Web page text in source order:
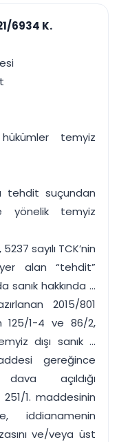
takibi
Ücretsiz Başlayın
6934 K.
temyiz
tehdit suçundan
yönelik temyiz
sayılı TCK’nin
alan “tehdit”
sanık hakkında ...
2015/801
125/1-4 ve 86/2,
dışı sanık ...
gereğince
dava açıldığı
251/1. maddesinin
iddianamenin
ve/veya üst